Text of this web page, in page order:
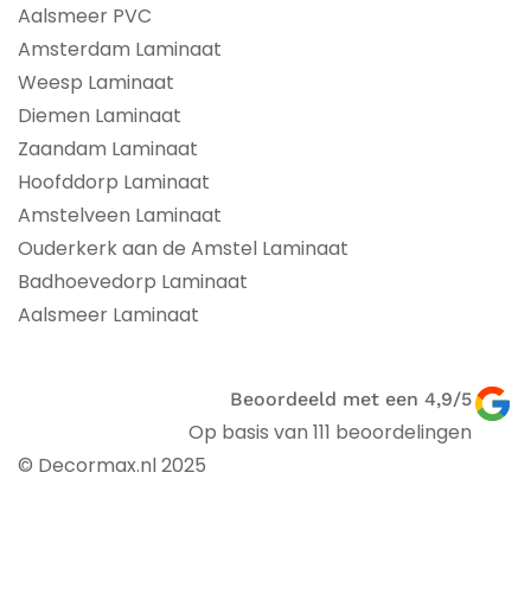
Aalsmeer PVC
Amsterdam Laminaat
Weesp Laminaat
Diemen Laminaat
Zaandam Laminaat
Hoofddorp Laminaat
Amstelveen Laminaat
Ouderkerk aan de Amstel Laminaat
Badhoevedorp Laminaat
Aalsmeer Laminaat
© Decormax.nl 2025
Beoordeeld met een 4,9/5
Op basis van 111 beoordelingen